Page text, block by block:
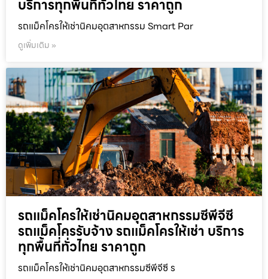
บริการทุกพื้นที่ทั่วไทย ราคาถูก
รถแม็คโครให้เช่านิคมอุตสาหกรรม Smart Par
ดูเพิ่มเติม »
รถแม็คโครให้เช่านิคมอุตสาหกรรมซีพีจีซี
รถแม็คโครรับจ้าง รถแม็คโครให้เช่า บริการ
ทุกพื้นที่ทั่วไทย ราคาถูก
รถแม็คโครให้เช่านิคมอุตสาหกรรมซีพีจีซี ร